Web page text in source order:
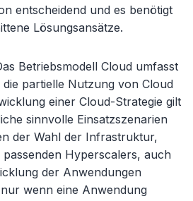
entscheidend und es benötigt
Lösungsansätze.
Betriebsmodell Cloud umfasst
partielle Nutzung von Cloud
einer Cloud-Strategie gilt
sinnvolle Einsatzszenarien
der Wahl der Infrastruktur,
passenden Hyperscalers, auch
der Anwendungen
wenn eine Anwendung